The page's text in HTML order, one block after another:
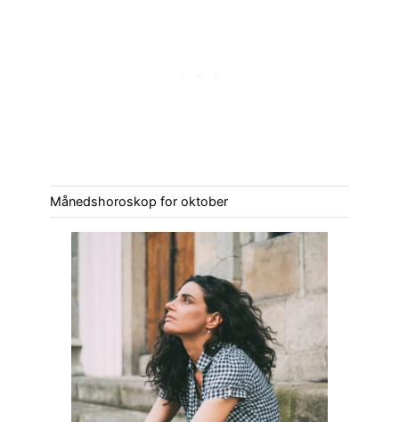
Månedshoroskop for oktober